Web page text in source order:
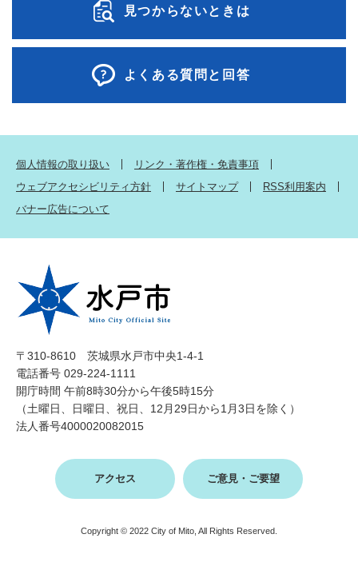
見つからないときは
よくある質問と回答
個人情報の取り扱い
リンク・著作権・免責事項
ウェブアクセシビリティ方針
サイトマップ
RSS利用案内
バナー広告について
〒310-8610 茨城県水戸市中央1-4-1
電話番号 029-224-1111
開庁時間 午前8時30分から午後5時15分
（土曜日、日曜日、祝日、12月29日から1月3日を除く）
法人番号4000020082015
アクセス ご意見・ご要望
Copyright © 2022 City of Mito, All Rights Reserved.